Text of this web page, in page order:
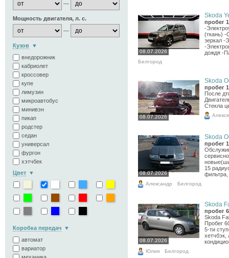
—
Мощность двигателя, л. с.
—
Кузов
внедорожник
кабриолет
кроссовер
купе
лимузин
микроавтобус
минивэн
пикап
родстер
седан
универсал
фургон
хэтчбек
Цвет
Коробка передач
автомат
вариатор
08.07.2026
Skoda
пробег
-
(ткань) -
зеркал -
-
дождя -
Белгород
08.07.2026
Skoda
пробег
После
Стекла
08.07.2026
Skoda
пробег
15
Александр Белгород
08.07.2026
Skoda
пробег
Skoda
Пробег
5-ти
хетчбэк,
Юлия Белгород